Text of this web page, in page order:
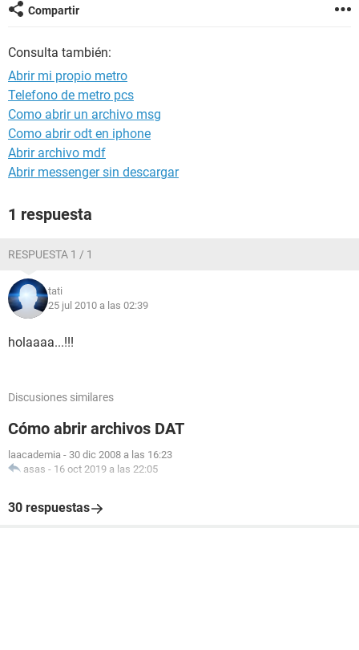
Compartir
Consulta también:
Abrir mi propio metro
Telefono de metro pcs
Como abrir un archivo msg
Como abrir odt en iphone
Abrir archivo mdf
Abrir messenger sin descargar
1 respuesta
RESPUESTA 1 / 1
tati
25 jul 2010 a las 02:39
holaaaa...!!!
Discusiones similares
Cómo abrir archivos DAT
laacademia - 30 dic 2008 a las 16:23
asas - 16 oct 2019 a las 22:05
30 respuestas